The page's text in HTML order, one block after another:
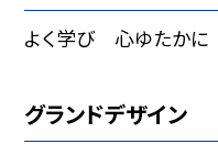
よく学び 心ゆたかに
グランドデザイン